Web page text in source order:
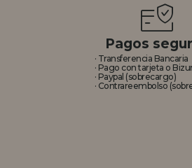
Pagos
· Transferencia Bancaria
· Pago con tarjeta o
· Paypal (sobrecargo)
· Contrareembolso